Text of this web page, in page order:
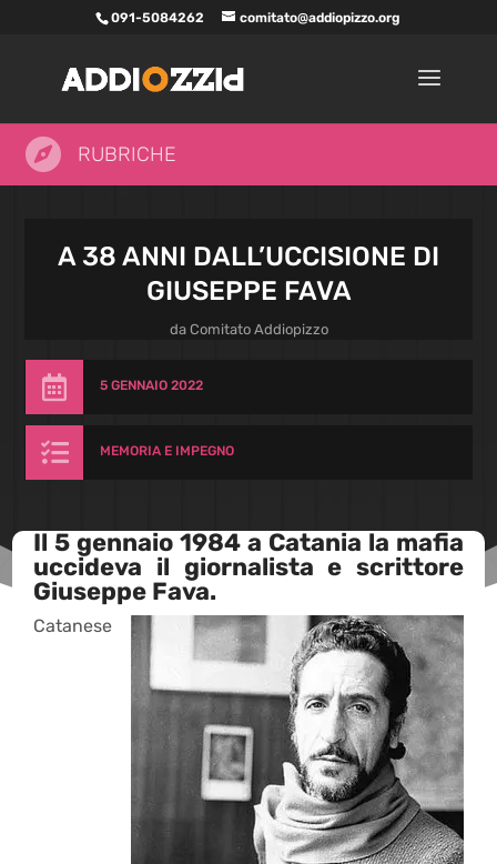
091-5084262 comitato@addiopizzo.org
 RUBRICHE
A 38 ANNI DALL’UCCISIONE DI
GIUSEPPE FAVA
da Comitato Addiopizzo
 5 GENNAIO 2022
 MEMORIA E IMPEGNO
Il 5 gennaio 1984 a Catania la mafia
uccideva il giornalista e scrittore
Giuseppe Fava.
Catanese